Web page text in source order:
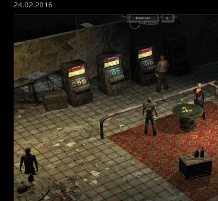
24.02.2016